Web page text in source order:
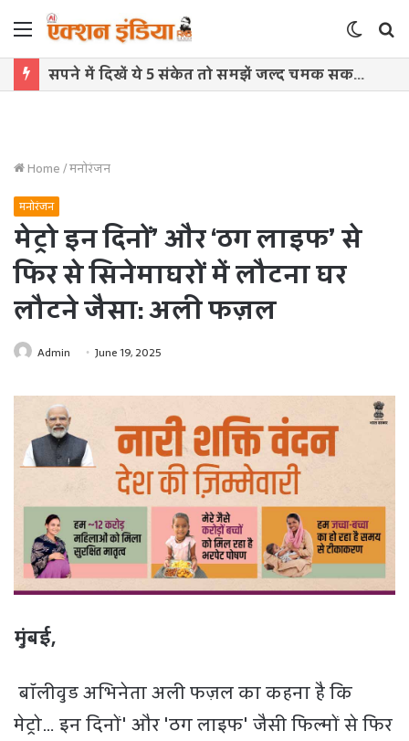
Menu
Switch
skin
सपने में दिखें ये 5 संकेत तो समझें जल्द चमक सकती है किस्मत
Home/मनोरंजन
मनोरंजन
मेट्रो इन दिनों’ और ‘ठग लाइफ’ से
फिर से सिनेमाघरों में लौटना घर
लौटने जैसा: अली फज़ल
Admin June 19, 2025
मुंबई,
बॉलीवुड अभिनेता अली फज़ल का कहना है कि
मेट्रो… इन दिनों' और 'ठग लाइफ' जैसी फिल्मों से फिर